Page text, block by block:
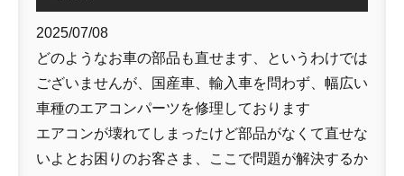
2025/07/08
どのようなお車の部品も直せます、というわけでは
ございませんが、国産車、輸入車を問わず、幅広い
車種のエアコンパーツを修理しております
エアコンが壊れてしまったけど部品がなくて直せな
いよとお困りのお客さま、ここで問題が解決するか